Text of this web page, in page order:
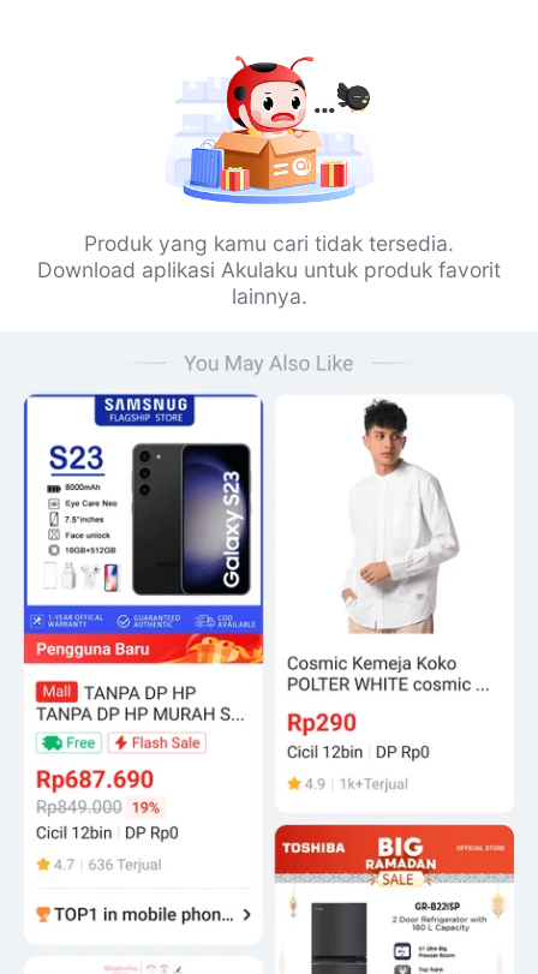
Produk yang kamu cari tidak tersedia.
Download aplikasi Akulaku untuk produk favorit
lainnya.